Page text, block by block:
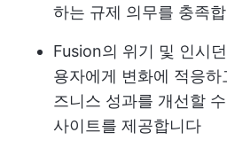
하는 규제 의무를 충족
Fusion의 위기 및 인시
용자에게 변화에 적응
즈니스 성과를 개선할
사이트를 제공합니다